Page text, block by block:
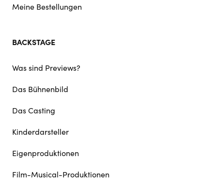
Meine Bestellungen
BACKSTAGE
Was sind Previews?
Das Bühnenbild
Das Casting
Kinderdarsteller
Eigenproduktionen
Film-Musical-Produktionen